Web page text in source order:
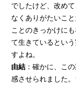
でしたけど、改め
なくありがたいこ
ことのきっかけに
て生きているとい
すよね。
由結 ：確かに、こ
感させられました